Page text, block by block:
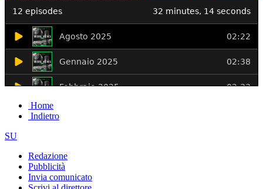
Home
Indietro
SU
Redazione
Pubblicità
Invia comunicato